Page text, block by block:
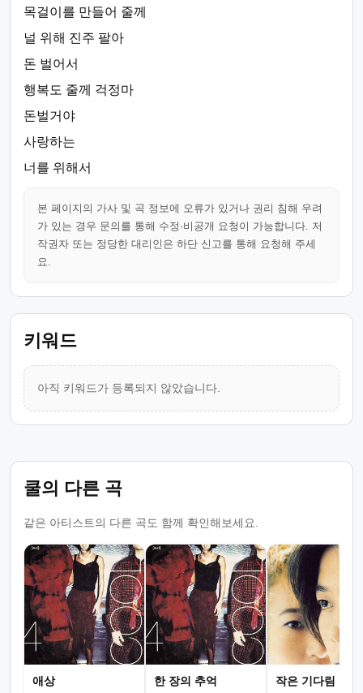
목걸이를 만들어 줄께
널 위해 진주 팔아
돈 벌어서
행복도 줄께 걱정마
돈벌거야
사랑하는
너를 위해서
본 페이지의 가사 및 곡 정보에 오류가 있거나 권리 침해 우려
가 있는 경우 문의를 통해 수정·비공개 요청이 가능합니다. 저
작권자 또는 정당한 대리인은 하단 신고를 통해 요청해 주세
요.
키워드
아직 키워드가 등록되지 않았습니다.
쿨의 다른 곡
같은 아티스트의 다른 곡도 함께 확인해보세요.
애상 한 장의 추억 작은 기다림